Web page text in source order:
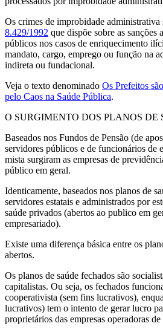
Os crimes de improbidade administrativa
8.429/1992 que dispõe sobre as sanções
públicos nos casos de enriquecimento
mandato, cargo, emprego ou função na
indireta ou fundacional.
Veja o texto denominado Os Prefeitos
pelo Caos na Saúde Pública.
O SURGIMENTO DOS PLANOS DE
Baseados nos Fundos de Pensão (de
servidores públicos e de funcionários de
mista surgiram as empresas de
público em geral.
Identicamente, baseados nos planos de
servidores estatais e administrados por
saúde privados (abertos ao publico em
empresariado).
Existe uma diferença básica entre os
abertos.
Os planos de saúde fechados são
capitalistas. Ou seja, os fechados
cooperativista (sem fins lucrativos),
lucrativos) tem o intento de gerar lucro
proprietários das empresas operadoras